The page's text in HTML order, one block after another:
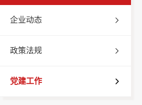
企业动态
政策法规
党建工作